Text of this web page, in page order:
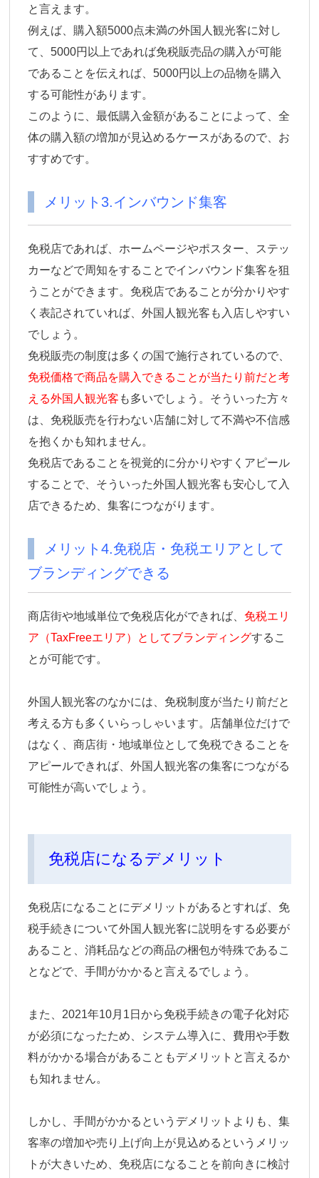
と言えます。
例えば、購入額5000点未満の外国人観光客に対し
て、5000円以上であれば免税販売品の購入が可能
であることを伝えれば、5000円以上の品物を購入
する可能性があります。
このように、最低購入金額があることによって、全
体の購入額の増加が見込めるケースがあるので、お
すすめです。
メリット3.インバウンド集客
免税店であれば、ホームページやポスター、ステッ
カーなどで周知をすることでインバウンド集客を狙
うことができます。免税店であることが分かりやす
く表記されていれば、外国人観光客も入店しやすい
でしょう。
免税販売の制度は多くの国で施行されているので、
免税価格で商品を購入できることが当たり前だと考
える外国人観光客 も多いでしょう。そういった方々
は、免税販売を行わない店舗に対して不満や不信感
を抱くかも知れません。
免税店であることを視覚的に分かりやすくアピール
することで、そういった外国人観光客も安心して入
店できるため、集客につながります。
メリット4.免税店・免税エリアとして
ブランディングできる
商店街や地域単位で免税店化ができれば、 免税エリ
ア（TaxFreeエリア）としてブランディングするこ
とが可能です。
外国人観光客のなかには、免税制度が当たり前だと
考える方も多くいらっしゃいます。店舗単位だけで
はなく、商店街・地域単位として免税できることを
アピールできれば、外国人観光客の集客につながる
可能性が高いでしょう。
免税店になるデメリット
免税店になることにデメリットがあるとすれば、免
税手続きについて外国人観光客に説明をする必要が
あること、消耗品などの商品の梱包が特殊であるこ
となどで、手間がかかると言えるでしょう。
また、2021年10月1日から免税手続きの電子化対応
が必須になったため、システム導入に、費用や手数
料がかかる場合があることもデメリットと言えるか
も知れません。
しかし、手間がかかるというデメリットよりも、集
客率の増加や売り上げ向上が見込めるというメリッ
トが大きいため、免税店になることを前向きに検討